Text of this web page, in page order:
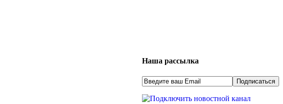
Наша рассылка